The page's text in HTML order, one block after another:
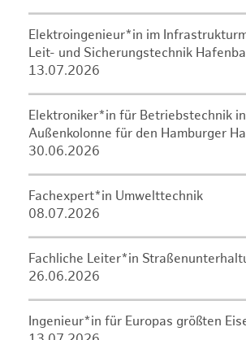
Elektroingenieur*in im
Leit- und Sicherungstechnik
13.07.2026
Elektroniker*in für Betriebstechnik
Außenkolonne für den Hamburger
30.06.2026
Fachexpert*in Umwelttechnik
08.07.2026
Fachliche Leiter*in
26.06.2026
Ingenieur*in für Europas größten